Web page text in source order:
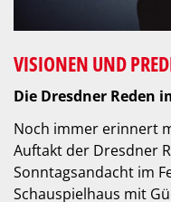
VISIONEN UND
Die Dresdner Reden
Noch immer erinnert
Auftakt der Dresdner
Sonntagsandacht im
Schauspielhaus mit